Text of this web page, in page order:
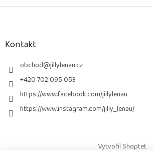
Z
Kontakt
obchod@jillylenau.cz
+420 702 095 053
https://www.facebook.com/jillylenau
https://www.instagram.com/jilly_lenau/
Vytvořil Shoptet